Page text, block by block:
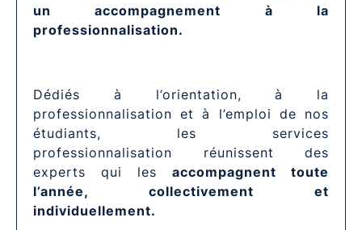
un accompagnement à la
professionnalisation.
Dédiés à l’orientation, à la
professionnalisation et à l’emploi de nos
étudiants, les services
professionnalisation réunissent des
experts qui les accompagnent toute
l’année, collectivement et
individuellement.